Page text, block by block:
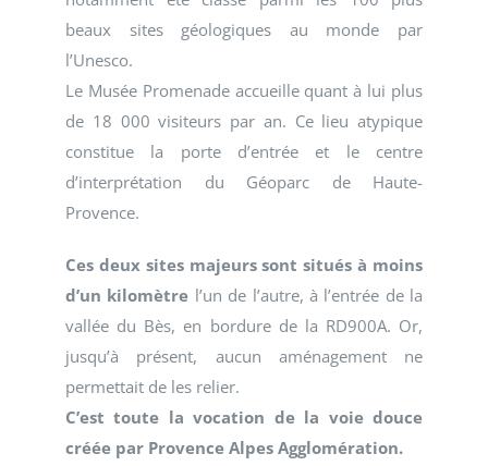
beaux sites géologiques au monde par
l’Unesco.
Le Musée Promenade accueille quant à lui plus
de 18 000 visiteurs par an. Ce lieu atypique
constitue la porte d’entrée et le centre
d’interprétation du Géoparc de Haute-
Provence.
Ces deux sites majeurs sont situés à moins
d’un kilomètre l’un de l’autre, à l’entrée de la
vallée du Bès, en bordure de la RD900A. Or,
jusqu’à présent, aucun aménagement ne
permettait de les relier.
C’est toute la vocation de la voie douce
créée par Provence Alpes Agglomération.